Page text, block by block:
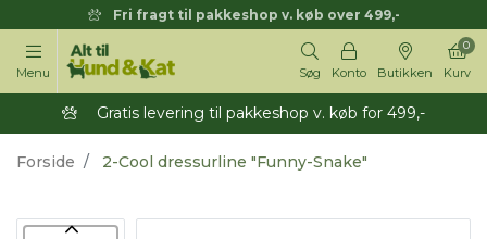
Fri fragt til pakkeshop v. køb over 499,-
Menu Søg Konto Butikken Kurv
0
Gratis levering til pakkeshop v. køb for 499,-
Forside 2-Cool dressurline "Funny-Snake"